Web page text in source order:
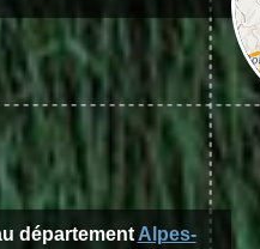
département Alpes-